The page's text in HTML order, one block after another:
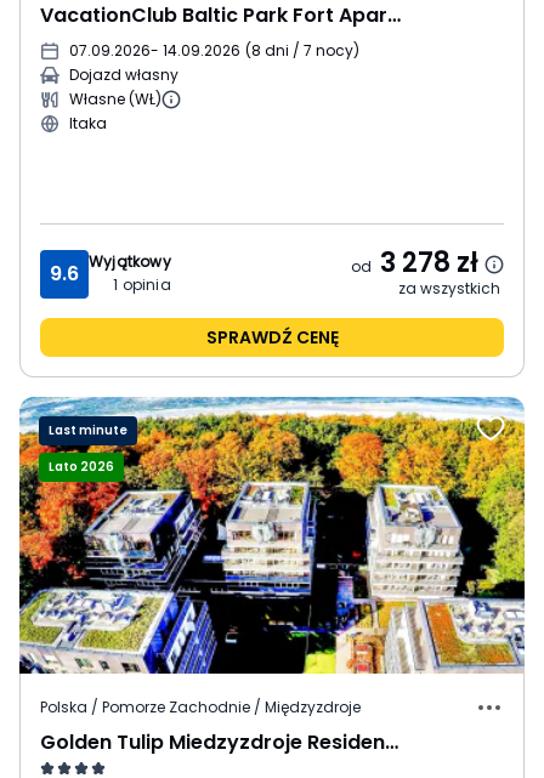
VacationClub Baltic Park Fort Apartments
07.09.2026- 14.09.2026 (8 dni / 7 nocy)
Dojazd własny
Własne (WŁ)
Itaka
9.6 Wyjątkowy
1 opinia
od 3 278 zł
za wszystkich
SPRAWDŹ CENĘ
Last minute
Lato 2026
Polska / Pomorze Zachodnie / Międzyzdroje
Golden Tulip Miedzyzdroje Residence